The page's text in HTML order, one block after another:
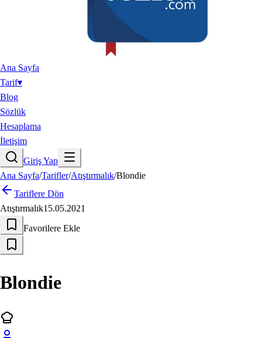
Ana Sayfa
Tarif▾
Blog
Sözlük
Hesaplama
İletişim
Giriş Yap
Ana Sayfa/Tarifler/Atıştırmalık/Blondie
Tariflere Dön
Atıştırmalık15.05.2021
Favorilere Ekle
Blondie